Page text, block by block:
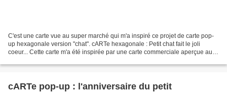
C'est une carte vue au super marché qui m'a inspiré ce projet de carte pop-
up hexagonale version "chat". cARTe hexagonale : Petit chat fait le joli
coeur... Cette carte m'a été inspirée par une carte commerciale aperçue au
cARTe pop-up : l'anniversaire du petit